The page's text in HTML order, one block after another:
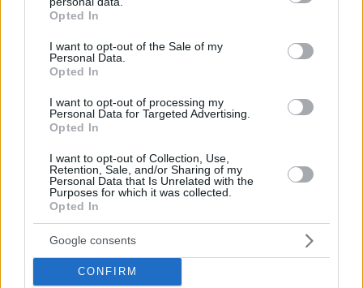
grant or deny consent to Google and its third-party tags to
use your data for below specified purposes in below Google
consent section.
Opted In
I want to opt-out of the Sale of my
Personal Data.
Opted In
I want to opt-out of processing my
Personal Data for Targeted Advertising.
Opted In
I want to opt-out of Collection, Use,
Retention, Sale, and/or Sharing of my
Personal Data that Is Unrelated with the
Purposes for which it was collected.
Opted In
Google consents
CONFIRM
15.05.2026, 16:46
Ρίχτε 3000 ευρώ προστιμο στην αρκούδα να δείτε αν
θα το ξανακάνει.
ΑΠΑΝΤΗΣΗ
Σπύρος
15.05.2026, 13:21
αναλογούν 0,0000001€ και μια φαπα..
ΑΠΑΝΤΗΣΗ
Grecko.Site